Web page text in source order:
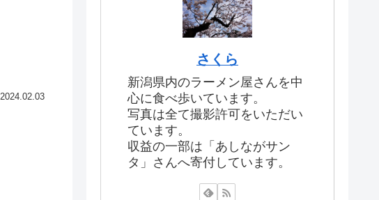
2024.02.03
さくら
新潟県内のラーメン屋さんを中
心に食べ歩いています。
写真は全て撮影許可をいただい
ています。
収益の一部は「あしながサン
タ」さんへ寄付しています。